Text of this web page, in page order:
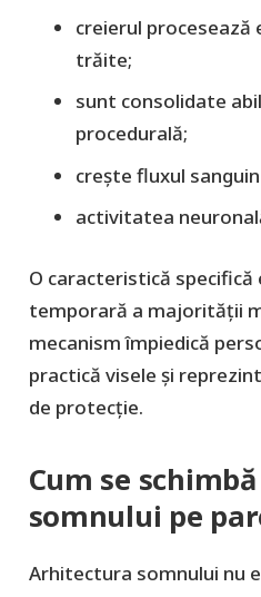
creierul procesează
trăite;
sunt consolidate
procedurală;
crește fluxul
activitatea
O caracteristică specifică
temporară a majorității
mecanism împiedică
practică visele și
de protecție.
Cum se
somnului pe
Arhitectura somnului nu